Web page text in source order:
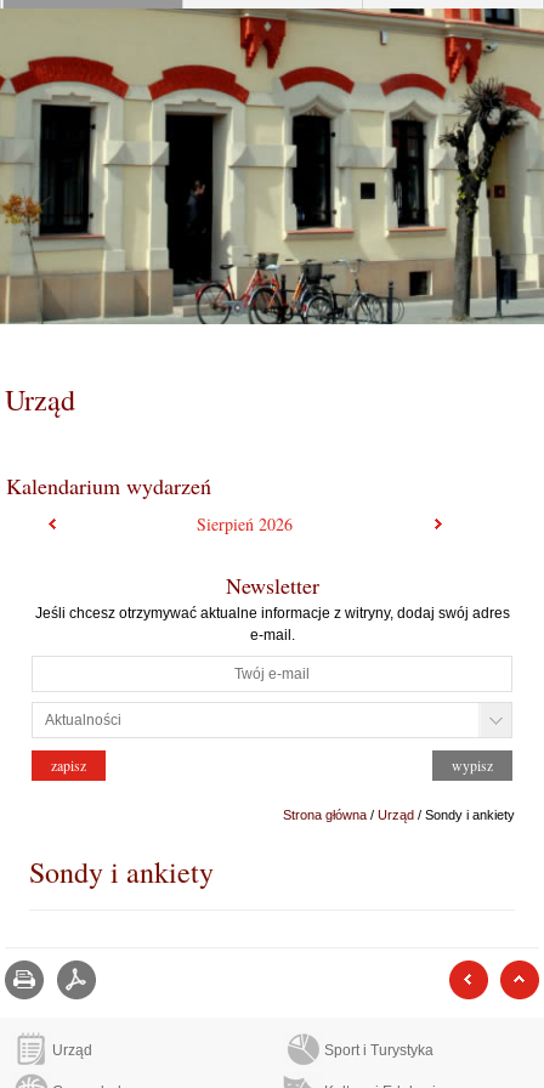
Urząd
Kalendarium wydarzeń
Sierpień2026
Newsletter
Jeśli chcesz otrzymywać aktualne informacje z witryny, dodaj swój adres
e-mail.
Strona główna/ Urząd/ Sondy i ankiety
Sondy i ankiety
Drukuj
Urząd Sport i Turystyka